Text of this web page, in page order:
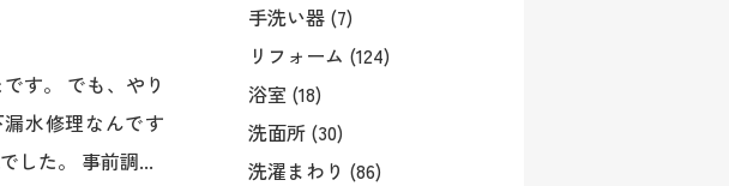
手洗い器 (7)
リフォーム (124)
浴室 (18)
洗面所 (30)
洗濯まわり (86)
す。 でも、やり
水修理なんです
した。 事前調...